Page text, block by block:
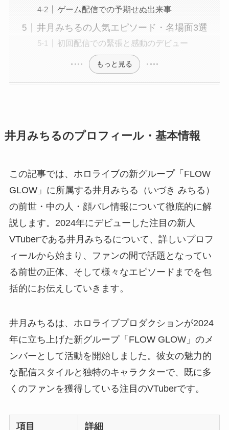
ゲーム配信での予期せぬ出来事
井月みちるの人気エピソード・名場面3選
初回配信での緊張と感動のデビュー
もっと見る
井月みちるのプロフィール・基本情報
この記事では、ホロライブの新グループ「FLOW
GLOW」に所属する井月みちる（いづき みちる）
の前世・中の人・顔バレ情報について徹底的に解
説します。2024年にデビューした注目の新人
VTuberである井月みちるについて、詳しいプロフ
ィールから始まり、ファンの間で話題となってい
る前世の正体、そして様々なエピソードまでを包
括的にお伝えしていきます。
井月みちるは、ホロライブプロダクションが2024
年に立ち上げた新グループ「FLOW GLOW」のメ
ンバーとして活動を開始しました。彼女の魅力的
な配信スタイルと独特のキャラクターで、既に多
くのファンを獲得している注目のVTuberです。
項目 詳細